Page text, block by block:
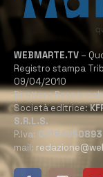
WEBMARTE.TV –
Registro stampa
09/04/2010
Direttore
Società editrice:
S.R.L.S.
P.Iva: 02184950893
mail: